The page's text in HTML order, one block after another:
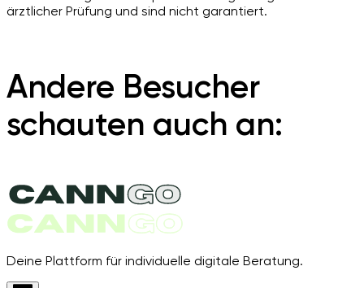
ärztlicher Prüfung und sind nicht garantiert.
Andere Besucher
schauten auch an:
Deine Plattform für individuelle digitale Beratung.